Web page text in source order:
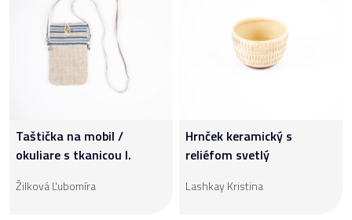
Taštička na mobil /
okuliare s tkanicou I.
Žilková Ľubomíra
Hrnček keramický s
reliéfom svetlý
Lashkay Kristina